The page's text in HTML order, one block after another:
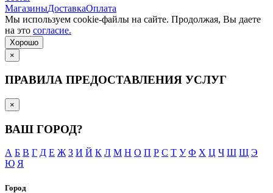
Поиск среди 18 820 товаров
Лаборатория ножей